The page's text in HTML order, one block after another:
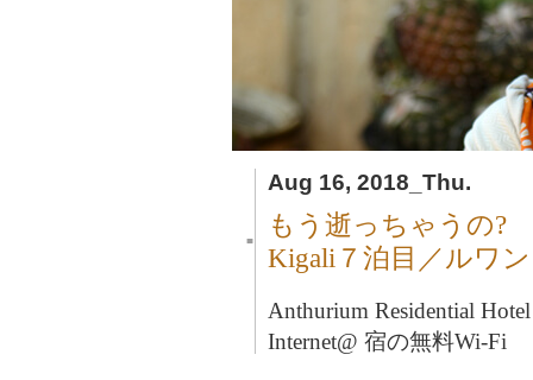
Aug 16, 2018_Thu.
■
もう逝っちゃうの?
Kigali７泊目／ルワ
Anthurium Residential
Internet@ 宿の無料Wi-Fi